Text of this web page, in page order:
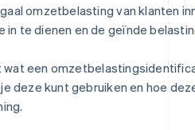
omzetbelasting van klanten
te dienen en de geïnde
wat een
deze kunt gebruiken en hoe